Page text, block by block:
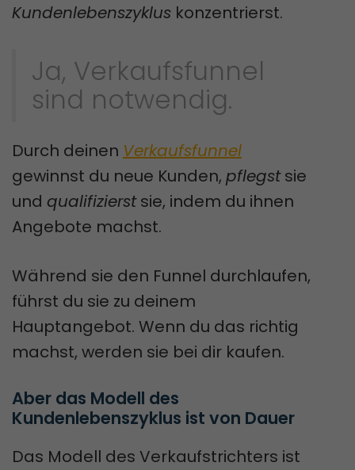
Kundenlebenszyklus konzentrierst.
Ja, Verkaufsfunnel
sind notwendig.
Durch deinen Verkaufsfunnel
gewinnst du neue Kunden, pflegstsie
und qualifizierstsie, indem du ihnen
Angebote machst.
Während sie den Funnel durchlaufen,
führst du sie zu deinem
Hauptangebot. Wenn du das richtig
machst, werden sie bei dir kaufen.
Aber das Modell des
Kundenlebenszyklus ist von Dauer
Das Modell des Verkaufstrichters ist